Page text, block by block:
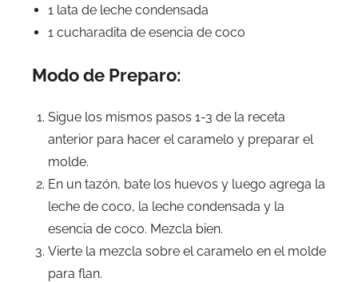
1 lata de leche condensada
1 cucharadita de esencia de coco
Modo de Preparo:
Sigue los mismos pasos 1-3 de la receta
anterior para hacer el caramelo y preparar el
molde.
En un tazón, bate los huevos y luego agrega la
leche de coco, la leche condensada y la
esencia de coco. Mezcla bien.
Vierte la mezcla sobre el caramelo en el molde
para flan.